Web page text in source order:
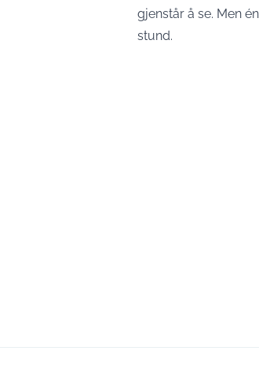
gjenstår å se. Men
stund.